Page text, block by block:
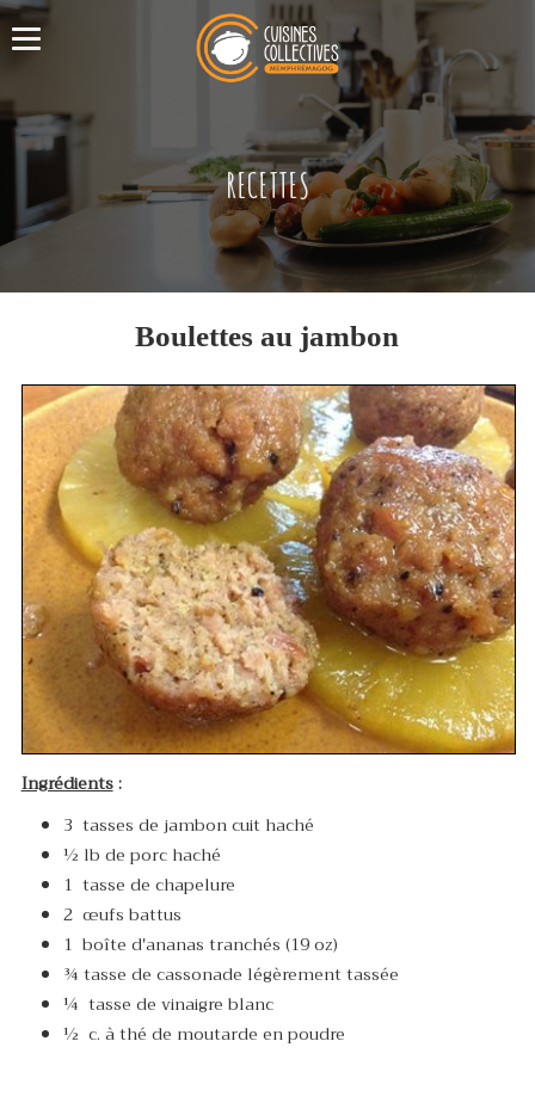
RECETTES
Boulettes au jambon
Ingrédients:
3 tasses de jambon cuit haché
½ lb de porc haché
1 tasse de chapelure
2 œufs battus
1 boîte d'ananas tranchés (19 oz)
¾ tasse de cassonade légèrement tassée
¼ tasse de vinaigre blanc
½ c. à thé de moutarde en poudre